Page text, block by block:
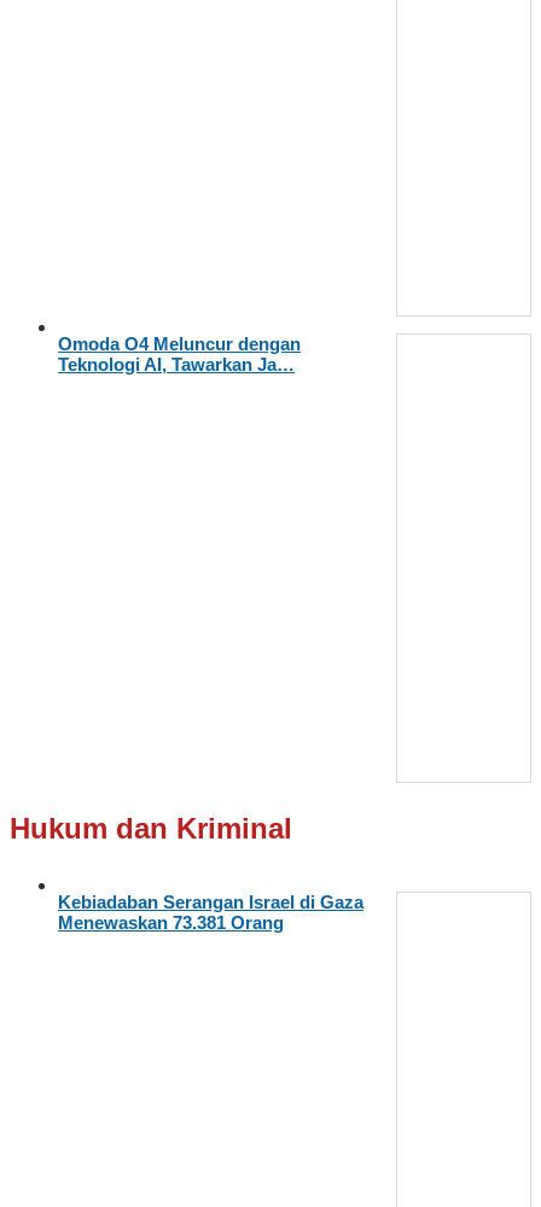
Omoda O4 Meluncur dengan
Teknologi AI, Tawarkan Ja…
Hukum dan Kriminal
Kebiadaban Serangan Israel di Gaza
Menewaskan 73.381 Orang